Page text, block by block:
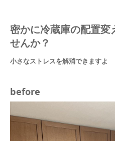
密かに冷蔵庫の配置変
せんか？
小さなストレスを解消できますよ
before